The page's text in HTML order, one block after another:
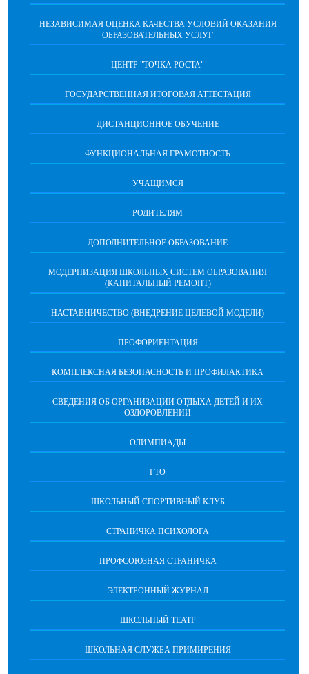
НЕЗАВИСИМАЯ ОЦЕНКА КАЧЕСТВА УСЛОВИЙ ОКАЗАНИЯ
ОБРАЗОВАТЕЛЬНЫХ УСЛУГ
ЦЕНТР "ТОЧКА РОСТА"
ГОСУДАРСТВЕННАЯ ИТОГОВАЯ АТТЕСТАЦИЯ
ДИСТАНЦИОННОЕ ОБУЧЕНИЕ
ФУНКЦИОНАЛЬНАЯ ГРАМОТНОСТЬ
УЧАЩИМСЯ
РОДИТЕЛЯМ
ДОПОЛНИТЕЛЬНОЕ ОБРАЗОВАНИЕ
МОДЕРНИЗАЦИЯ ШКОЛЬНЫХ СИСТЕМ ОБРАЗОВАНИЯ
(КАПИТАЛЬНЫЙ РЕМОНТ)
НАСТАВНИЧЕСТВО (ВНЕДРЕНИЕ ЦЕЛЕВОЙ МОДЕЛИ)
ПРОФОРИЕНТАЦИЯ
КОМПЛЕКСНАЯ БЕЗОПАСНОСТЬ И ПРОФИЛАКТИКА
СВЕДЕНИЯ ОБ ОРГАНИЗАЦИИ ОТДЫХА ДЕТЕЙ И ИХ
ОЗДОРОВЛЕНИИ
ОЛИМПИАДЫ
ГТО
ШКОЛЬНЫЙ СПОРТИВНЫЙ КЛУБ
СТРАНИЧКА ПСИХОЛОГА
ПРОФСОЮЗНАЯ СТРАНИЧКА
ЭЛЕКТРОННЫЙ ЖУРНАЛ
ШКОЛЬНЫЙ ТЕАТР
ШКОЛЬНАЯ СЛУЖБА ПРИМИРЕНИЯ